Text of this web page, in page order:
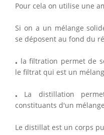
Pour cela on utilise une
Si on a un mélange
se déposent au fond du
⋅⋅ la filtration permet de
le filtrat qui est un
⋅⋅ La distillation
constituants d'un
Le distillat est un corps